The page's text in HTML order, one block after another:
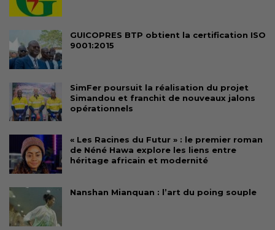
GUICOPRES BTP obtient la certification ISO
9001:2015
SimFer poursuit la réalisation du projet
Simandou et franchit de nouveaux jalons
opérationnels
« Les Racines du Futur » : le premier roman
de Néné Hawa explore les liens entre
héritage africain et modernité
Nanshan Mianquan : l’art du poing souple